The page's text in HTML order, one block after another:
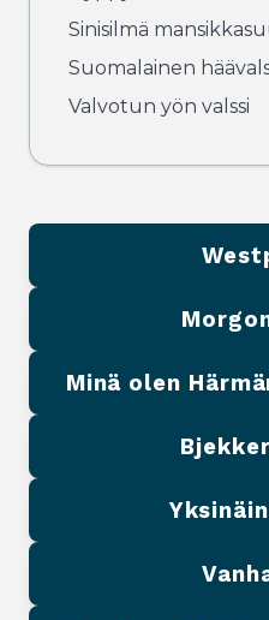
Sinisilmä
Suomalainen
Valvotun yön valssi
Minä olen